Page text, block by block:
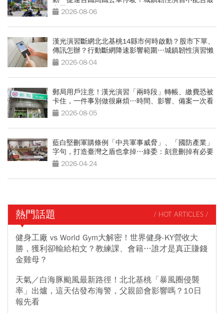
高罰15萬
2026-08-06
漢光演習斷網北北基桃14縣市何時啟動？股市下單、
傳訊怎辦？行動斷網降速影響範圍…城鎮韌性演習懶
人包2026-08-04
郵局用戶注意！漢光演習「兩時段」轉帳、繳費恐被
卡住，一件事別做很麻煩…時間、影響、備案一次看
2026-08-05
藍白堅刪軍購條例「中共軍事威脅」、「國防產業」
字句，打造臺灣之盾也拿掉…綠委：刻意刪掉有必要
嗎 2026-04-24
熱門話題 / HOT ARTICLES /
健身工廠 vs World Gym大解密！世界健身-KY營收大
勝，獲利卻輸給柏文？教練課、會籍…誰才是真正賺錢
金雞母？
天氣／白海豚颱風最新路徑！北北基桃「暴風圈侵襲
率」出爐，這天估發布海警，父親節會影響嗎？10日
報先看